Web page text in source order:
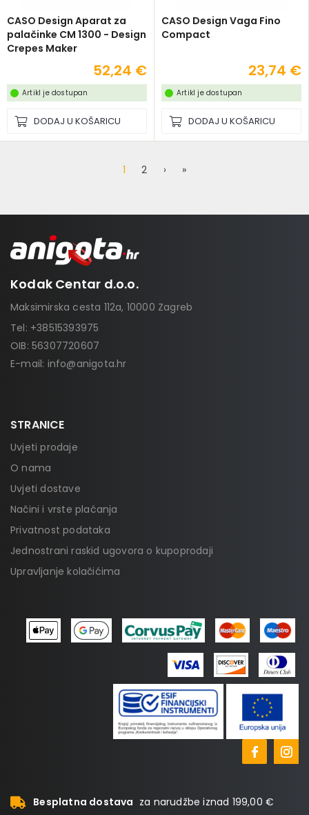
CASO Design Aparat za
palačinke CM 1300 - Design
Crepes Maker
52,24 €
Artikl je dostupan
DODAJ U KOŠARICU
CASO Design Vaga Fino
Compact
23,74 €
Artikl je dostupan
DODAJ U KOŠARICU
1 2 › »
Kodak Centar d.o.o.
Maksimirska cesta 112a, 10000 Zagreb
Tel: +38515393975
OIB: 56307720607
E-mail: info@anigota.hr
STRANICE
Uvjeti prodaje
O nama
Uvjeti dostave
Načini i vrste plaćanja
Privatnost podataka
Jednostrani raskid ugovora o kupoprodaji
Upravljanje kolačićima
Besplatna dostava za narudžbe iznad 199,00 €